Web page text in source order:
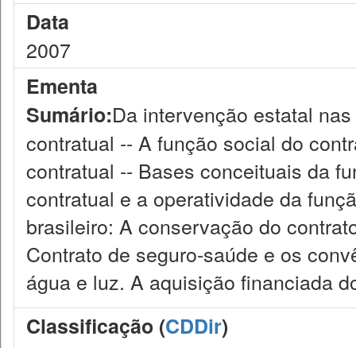
Data
2007
Ementa
Sumário:Da intervenção estatal
contratual -- A função social do
contratual -- Bases conceituais da
contratual e a operatividade da
brasileiro: A conservação do
Contrato de seguro-saúde e os
água e luz. A aquisição financiada
Classificação (CDDir)